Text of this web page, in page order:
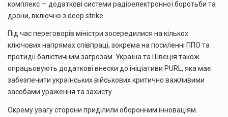
комплекс — додаткові системи радіоелектронної боротьби та
дрони, включно з deep strike.
Під час переговорів міністри зосередилися на кількох
ключових напрямах співпраці, зокрема на посиленні ППО та
протидії балістичним загрозам. Україна та Швеція також
опрацьовують додаткові внески до ініціативи PURL, яка має
забезпечити українських військових критично важливими
засобами ураження та захисту.
Окрему увагу сторони приділили оборонним інноваціям.